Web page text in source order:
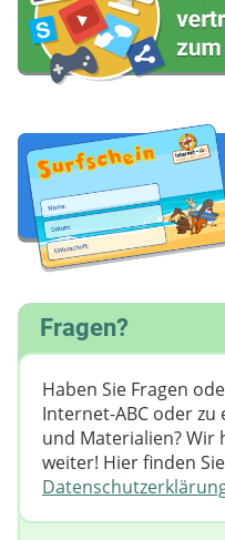
Fragen?
Haben Sie Fragen
Internet-ABC oder zu
und Materialien? Wir
weiter! ​Hier finden